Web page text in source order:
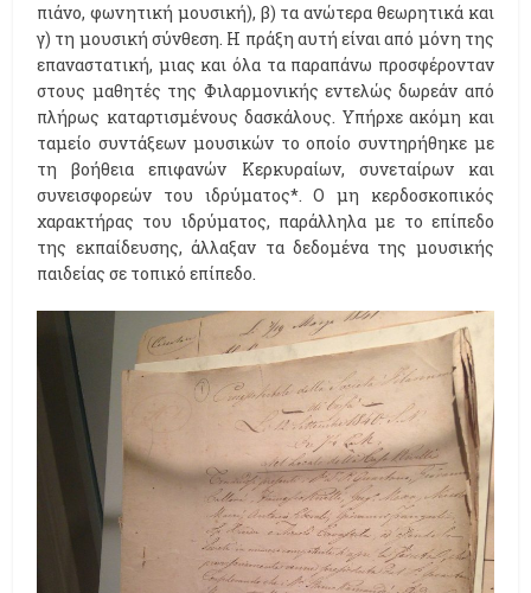
πιάνο, φωνητική μουσική), β) τα ανώτερα θεωρητικά και
γ) τη μουσική σύνθεση. Η πράξη αυτή είναι από μόνη της
επαναστατική, μιας και όλα τα παραπάνω προσφέρονταν
στους μαθητές της Φιλαρμονικής εντελώς δωρεάν από
πλήρως καταρτισμένους δασκάλους. Υπήρχε ακόμη και
ταμείο συντάξεων μουσικών το οποίο συντηρήθηκε με
τη βοήθεια επιφανών Κερκυραίων, συνεταίρων και
συνεισφορεών του ιδρύματος*. Ο μη κερδοσκοπικός
χαρακτήρας του ιδρύματος, παράλληλα με το επίπεδο
της εκπαίδευσης, άλλαξαν τα δεδομένα της μουσικής
παιδείας σε τοπικό επίπεδο.